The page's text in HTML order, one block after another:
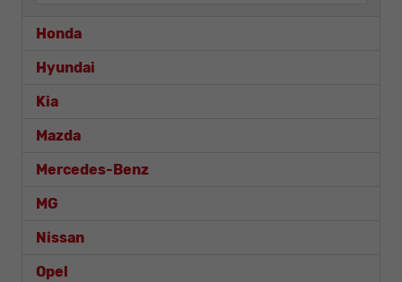
Honda
Hyundai
Kia
Mazda
Mercedes-Benz
MG
Nissan
Opel